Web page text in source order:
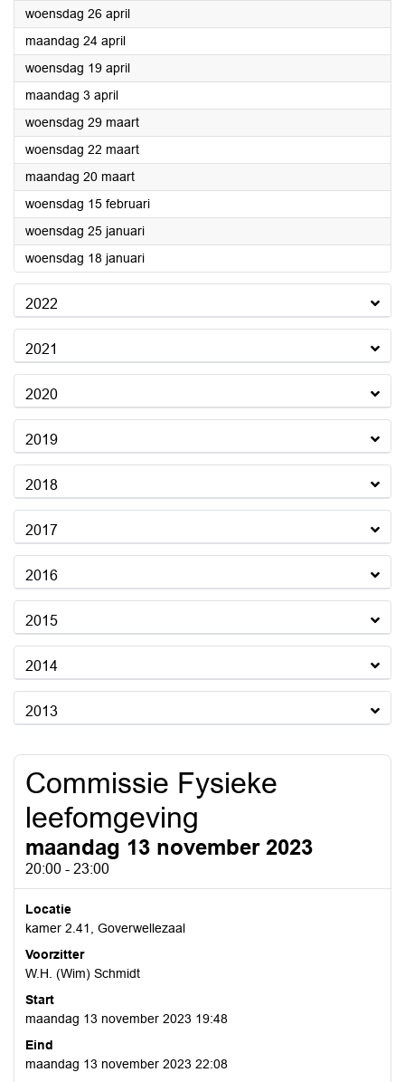
woensdag 26 april2023
maandag 24 april2023
woensdag 19 april2023
maandag 3 april2023
woensdag 29 maart2023
woensdag 22 maart2023
maandag 20 maart2023
woensdag 15 februari2023
woensdag 25 januari2023
woensdag 18 januari2023
2022
2021
2020
2019
2018
2017
2016
2015
2014
2013
Commissie Fysieke
leefomgeving
maandag 13 november 2023
20:00 - 23:00
Locatie
kamer 2.41, Goverwellezaal
Voorzitter
W.H. (Wim) Schmidt
Start
maandag 13 november 2023 19:48
Eind
maandag 13 november 2023 22:08